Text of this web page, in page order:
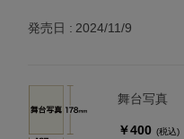
発売日 2024/11/9
舞台写真
￥400 (税込)